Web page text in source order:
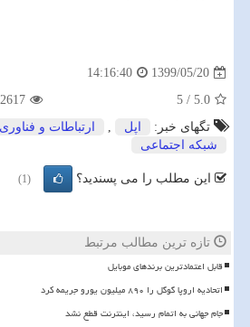
1399/05/20
14:16:40
5.0
/
5
2617
تگهای خبر:
اپل , ارتباطات و
شبكه اجتماعی
این مطلب را می پسندید؟ (1)
تازه ترین مطالب مرتبط
قابل اعتمادترین برندهای موبایل
اتحادیه اروپا گوگل را ۸۹۰ میلیون یورو جریمه کرد
️جام جهانی به اتمام رسید، اینترنت قطع نشد